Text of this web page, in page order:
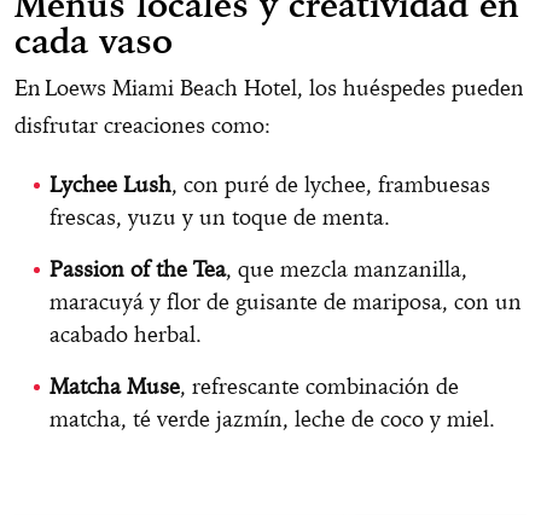
cada vaso
En Loews Miami Beach Hotel, los huéspedes pueden
disfrutar creaciones como:
Lychee Lush, con puré de lychee, frambuesas
frescas, yuzu y un toque de menta.
Passion of the Tea, que mezcla manzanilla,
maracuyá y flor de guisante de mariposa, con un
acabado herbal.
Matcha Muse, refrescante combinación de
matcha, té verde jazmín, leche de coco y miel.